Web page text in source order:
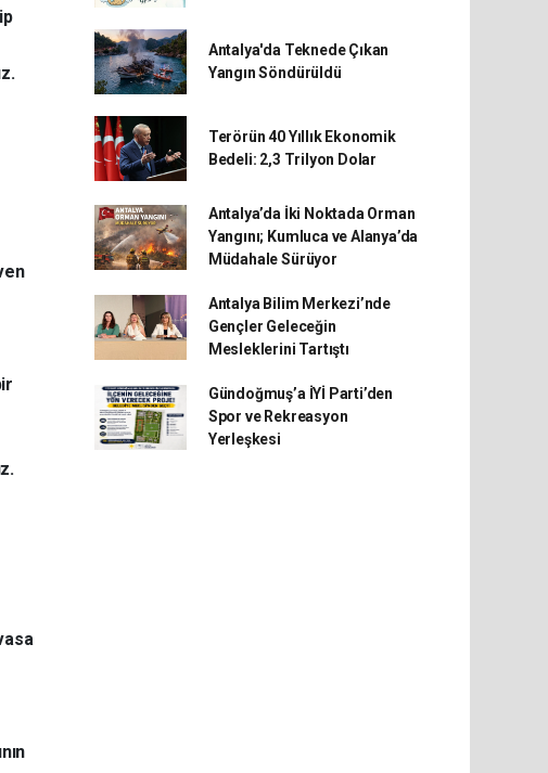
Antalya'da Teknede Çıkan
Yangın Söndürüldü
Terörün 40 Yıllık Ekonomik
Bedeli: 2,3 Trilyon Dolar
Antalya’da İki Noktada Orman
Yangını; Kumluca ve Alanya’da
Müdahale Sürüyor
Antalya Bilim Merkezi’nde
Gençler Geleceğin
Mesleklerini Tartıştı
Gündoğmuş’a İYİ Parti’den
Spor ve Rekreasyon
Yerleşkesi